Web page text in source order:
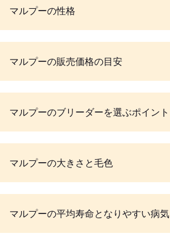
マルプーの性格
マルプーの販売価格の目安
マルプーのブリーダーを選ぶポイント
マルプーの大きさと毛色
マルプーの平均寿命となりやすい病気